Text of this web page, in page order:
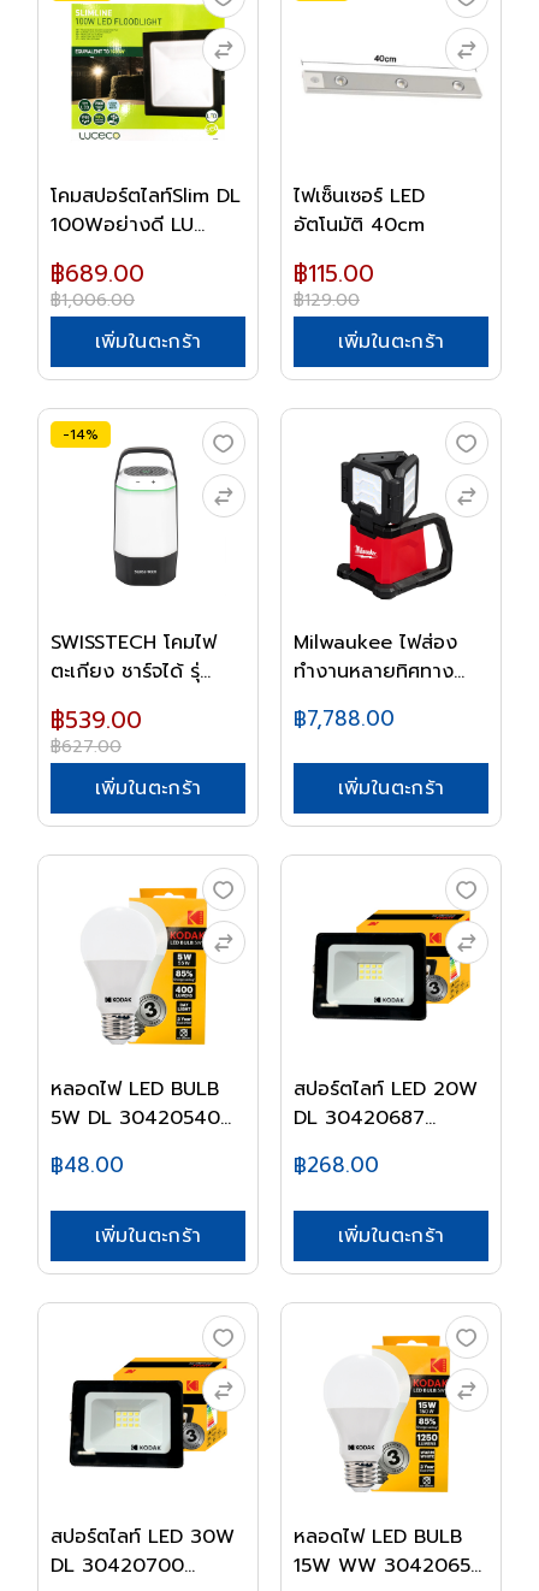
โคมสปอร์ตไลท์Slim DL
100Wอย่างดี LU...
฿689.00
฿1,006.00
เพิ่มในตะกร้า
ไฟเซ็นเซอร์ LED
อัตโนมัติ 40cm
฿115.00
฿129.00
เพิ่มในตะกร้า
-14%
SWISSTECH โคมไฟ
ตะเกียง ชาร์จได้ รุ่...
฿539.00
฿627.00
เพิ่มในตะกร้า
Milwaukee ไฟส่อง
ทำงานหลายทิศทาง
฿7,788.00
เพิ่มในตะกร้า
หลอดไฟ LED BULB
5W DL 30420540
฿48.00
เพิ่มในตะกร้า
สปอร์ตไลท์ LED 20W
DL 30420687
฿268.00
เพิ่มในตะกร้า
สปอร์ตไลท์ LED 30W
DL 30420700
หลอดไฟ LED BULB
15W WW 30420656